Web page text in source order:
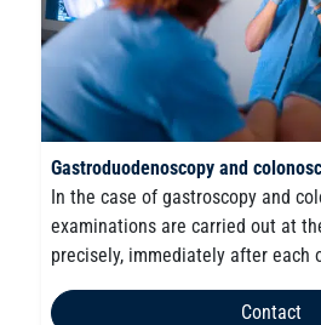
Gastroduodenoscopy and
In the case of gastroscopy and
examinations are carried out at
precisely, immediately after each
Contact